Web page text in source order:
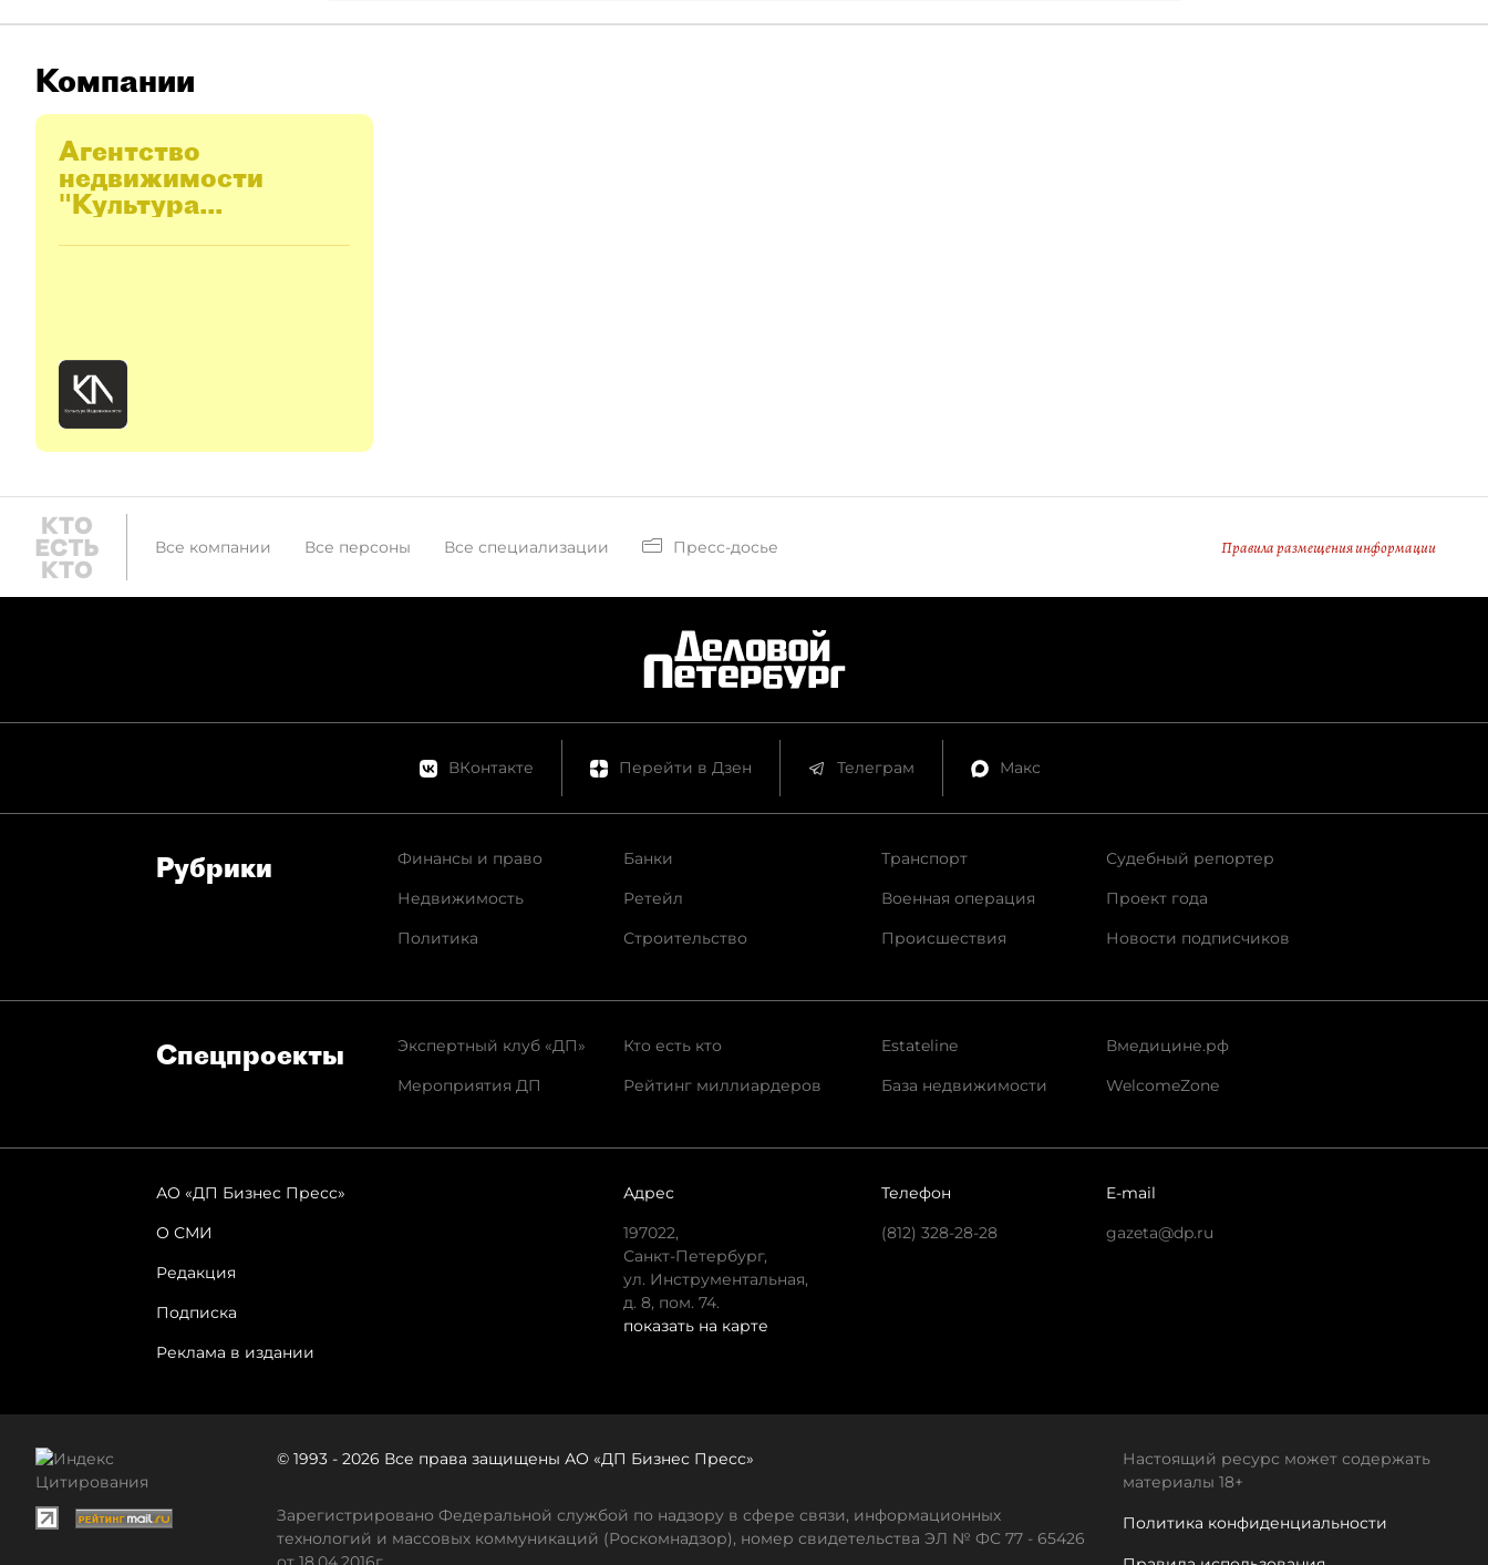
Компании
Агентство
недвижимости
"Культура
Все компании Все персоны Все специализации Пресс-досье Правила размещения информации
ВКонтакте Перейти в Дзен Телеграм Макс
Рубрики
Финансы и право
Недвижимость
Политика
Банки
Ретейл
Строительство
Транспорт
Военная операция
Происшествия
Судебный репортер
Проект года
Новости подписчиков
Спец­проекты
Экспертный клуб «ДП»
Мероприятия ДП
Кто есть кто
Рейтинг миллиардеров
Estateline
База недвижимости
Вмедицине.рф
WelcomeZone
АО «ДП Бизнес Пресс»
О СМИ
Редакция
Подписка
Реклама в издании
Адрес
197022,
Санкт-Петербург,
ул. Инструментальная,
д. 8, пом. 74.
показать на карте
Телефон
(812) 328-28-28
E-mail
gazeta@dp.ru
© 1993 - 2026 Все права защищены АО «ДП Бизнес Пресс»
Зарегистрировано Федеральной службой по надзору в сфере связи, информационных
технологий и массовых коммуникаций (Роскомнадзор), номер свидетельства ЭЛ № ФС 77 - 65426
Настоящий ресурс может содержать
материалы 18+
Политика конфиденциальности